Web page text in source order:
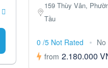
159 Thùy Vân,
Tầu
0 /5 Not Rated
from 2.180.000